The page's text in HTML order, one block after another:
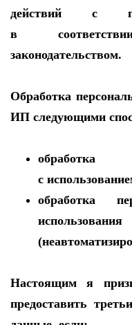
действий с
в
законодательством.
Обработка
ИП следующими
обработка
с
обработка
Настоящим я
предоставить